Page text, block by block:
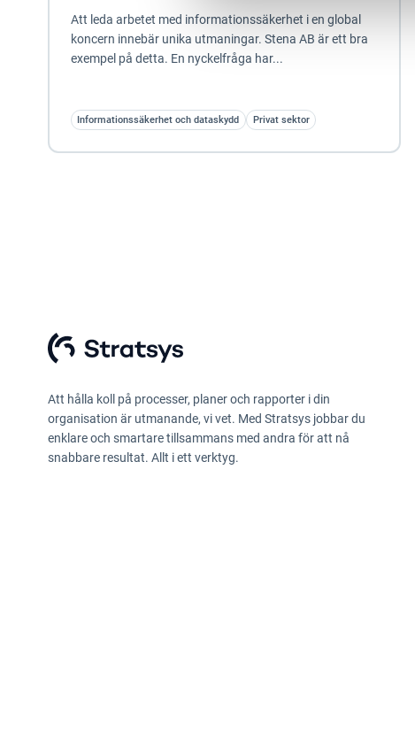
Att leda arbetet med informationssäkerhet i en global
koncern innebär unika utmaningar. Stena AB är ett bra
exempel på detta. En nyckelfråga har...
Informationssäkerhet och dataskydd Privat sektor
Att hålla koll på processer, planer och rapporter i din
organisation är utmanande, vi vet. Med Stratsys jobbar du
enklare och smartare tillsammans med andra för att nå
snabbare resultat. Allt i ett verktyg.